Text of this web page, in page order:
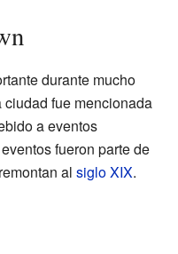
durante mucho
fue mencionada
a eventos
fueron parte de
al siglo XIX.